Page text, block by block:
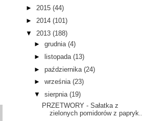
► 2015 (44)
► 2014 (101)
▼ 2013 (188)
► grudnia (4)
►
listopada (13)
► października (24)
► września (23)
▼ sierpnia (19)
PRZETWORY - Sałatka z
zielonych pomidorów z papryk...